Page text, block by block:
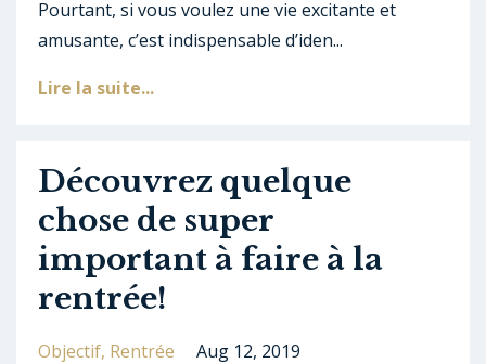
Pourtant, si vous voulez une vie excitante et
amusante, c’est indispensable d’iden...
Lire la suite...
Découvrez quelque
chose de super
important à faire à la
rentrée!
Objectif Rentrée Aug 12, 2019